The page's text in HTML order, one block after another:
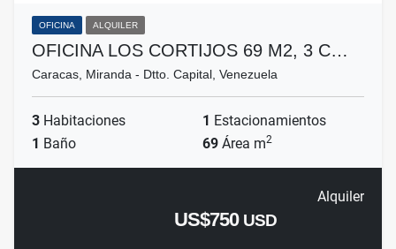
OFICINA ALQUILER
OFICINA LOS CORTIJOS 69 M2, 3 C…
Caracas, Miranda - Dtto. Capital, Venezuela
3 Habitaciones 1 Estacionamientos
1 Baño 69 Área m2
Alquiler
US$750 USD